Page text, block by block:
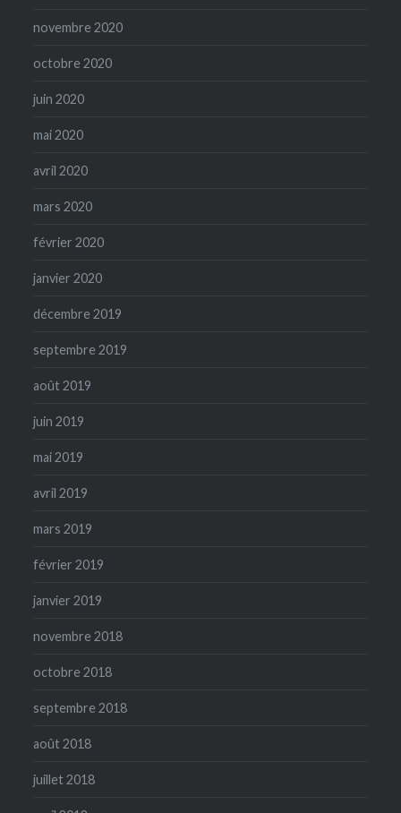
novembre 2020
octobre 2020
juin 2020
mai 2020
avril 2020
mars 2020
février 2020
janvier 2020
décembre 2019
septembre 2019
août 2019
juin 2019
mai 2019
avril 2019
mars 2019
février 2019
janvier 2019
novembre 2018
octobre 2018
septembre 2018
août 2018
juillet 2018